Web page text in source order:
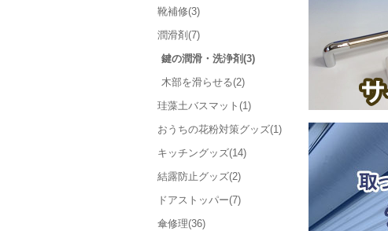
靴補修(3)
潤滑剤(7)
鍵の潤滑・洗浄剤(3)
木部を滑らせる(2)
珪藻土バスマット(1)
おうちの花粉対策グッズ(1)
キッチングッズ(14)
結露防止グッズ(2)
ドアストッパー(7)
傘修理(36)